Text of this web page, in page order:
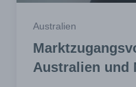
Australien
Australien und